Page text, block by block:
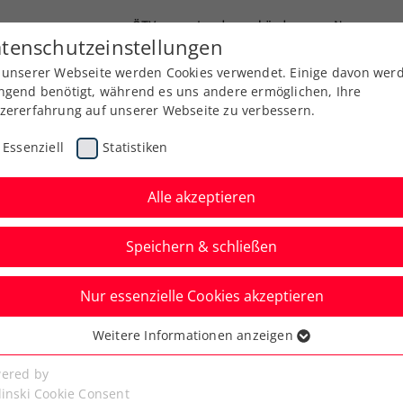
ÖTV Landesverbände News
Ausbildung Services Über uns
Aktuelle News
Webseite werden Cookies verwendet. Einige davon
benötigt, während es uns andere ermöglichen, Ihre
auf unserer Webseite zu verbessern.
Essenziell Statistiken
Alle akzeptieren
Speichern & schließen
Nur essenzielle Cookies akzeptieren
Cookies werden für grundlegende Funktionen der
benötigt. Dadurch ist gewährleistet, dass die Webseite
Weitere Informationen anzeigen
by
Cookie Consent